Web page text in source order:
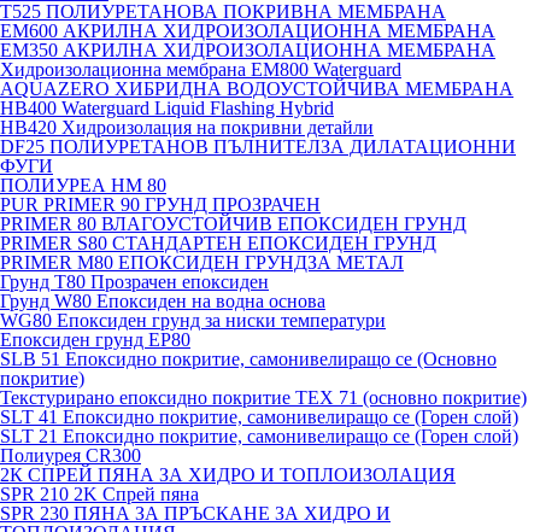
T525 ПОЛИУРЕТАНОВА ПОКРИВНА МЕМБРАНА
EM600 АКРИЛНА ХИДРОИЗОЛАЦИОННА МЕМБРАНА
EM350 АКРИЛНА ХИДРОИЗОЛАЦИОННА МЕМБРАНА
Хидроизолационна мембрана EM800 Waterguard
AQUAZERO ХИБРИДНА ВОДОУСТОЙЧИВА МЕМБРАНА
HB400 Waterguard Liquid Flashing Hybrid
HB420 Хидроизолация на покривни детайли
DF25 ПОЛИУРЕТАНОВ ПЪЛНИТЕЛЗА ДИЛАТАЦИОННИ
ФУГИ
ПОЛИУРЕА HM 80
PUR PRIMER 90 ГРУНД ПРОЗРАЧЕН
PRIMER 80 ВЛАГОУСТОЙЧИВ ЕПОКСИДЕН ГРУНД
PRIMER S80 СТАНДАРТЕН ЕПОКСИДЕН ГРУНД
PRIMER M80 ЕПОКСИДЕН ГРУНДЗА МЕТАЛ
Грунд Т80 Прозрачен епоксиден
Грунд W80 Епоксиден на водна основа
WG80 Епоксиден грунд за ниски температури
Епоксиден грунд EP80
SLB 51 Епоксидно покритие, самонивелиращо се (Основно
покритие)
Текстурирано епоксидно покритие TEX 71 (основно покритие)
SLT 41 Епоксидно покритие, самонивелиращо се (Горен слой)
SLT 21 Епоксидно покритие, самонивелиращо се (Горен слой)
Полиурея CR300
2К СПРЕЙ ПЯНА ЗА ХИДРО И ТОПЛОИЗОЛАЦИЯ
SPR 210 2K Спрей пяна
SPR 230 ПЯНА ЗА ПРЪСКАНЕ ЗА ХИДРО И